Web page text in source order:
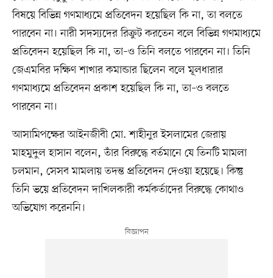
বিষয়ে বিভিন্ন গণমাধ্যমে প্রতিবেদন হয়েছিল কি না, তা বলতে
পারবেন না। নারী সদস্যদের রিক্রুট করতেন বলে বিভিন্ন গণমাধ্যমে
প্রতিবেদন হয়েছিল কি না, তা–ও তিনি বলতে পারবেন না। তিনি
জেএমবির দক্ষিণ শাখার কমান্ডার ছিলেন বলে মূলধারার
গণমাধ্যমে প্রতিবেদন প্রকাশ হয়েছিল কি না, তা–ও বলতে
পারবেন না।
আসামিপক্ষের আইনজীবী মো. শাহীনুর ইসলামের জেরায়
মাহমুদুল হাসান বলেন, তাঁর বিরুদ্ধে বর্তমানে যে তিনটি মামলা
চলমান, সেসব মামলায় তদন্ত প্রতিবেদন দেওয়া হয়েছে। কিন্তু
তিনি ভয়ে প্রতিবেদন দাখিলকারী কর্মকর্তাদের বিরুদ্ধে কোথাও
অভিযোগ করেননি।